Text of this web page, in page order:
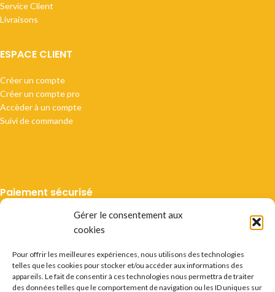
Gérer le consentement aux
cookies
Pour offrir les meilleures expériences, nous utilisons des technologies
telles que les cookies pour stocker et/ou accéder aux informations des
appareils. Le fait de consentir à ces technologies nous permettra de traiter
des données telles que le comportement de navigation ou les ID uniques sur
Service Client
Livraisons
ESPACE CLIENT
Créer un compte
Créer un compte pro
Accèder à un compte
Suivi de commande
Paiement sécurisé
Livraison suivie